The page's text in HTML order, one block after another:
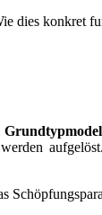
dies konkret